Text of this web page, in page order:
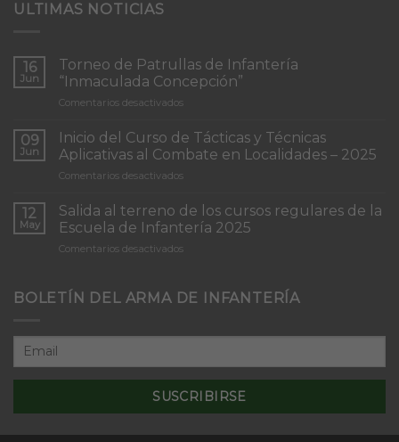
ULTIMAS NOTICIAS
16
Jun
Torneo de Patrullas de Infantería
“Inmaculada Concepción”
Comentarios desactivadosen
de
Patrullas
de
Infantería
Concepción”
09
Jun
Inicio del Curso de Tácticas y Técnicas
Aplicativas al Combate en Localidades – 2025
Comentarios desactivadosen
del
Curso
de
Tácticas
Aplicativas
12
May
Salida al terreno de los cursos regulares de la
Escuela de Infantería 2025
Comentarios desactivadosen
terreno
cursos
de
Escuela
de
BOLETÍN DEL ARMA DE INFANTERÍA